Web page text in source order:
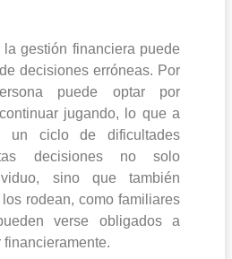
gestión financiera puede
decisiones erróneas. Por
puede optar por
jugando, lo que a
un ciclo de dificultades
decisiones no solo
sino que también
rodean, como familiares
verse obligados a